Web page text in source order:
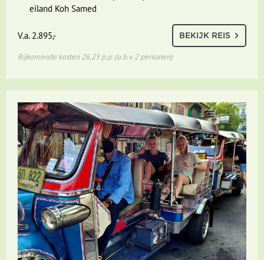
eiland Koh Samed
V.a. 2.895,- BEKIJK REIS
Bijkomende kosten 26,25 p.p. (o.b.v. 2 personen)